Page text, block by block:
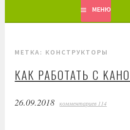
МЕНЮ
МЕТКА: КОНСТРУКТОРЫ
КАК РАБОТАТЬ С
26.09.2018 комментариев 114